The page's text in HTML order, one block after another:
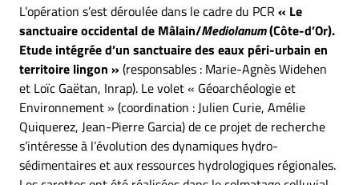
L’opération s’est déroulée dans le cadre du PCR « Le
sanctuaire occidental de Mâlain/Mediolanum(Côte-d’Or).
Etude intégrée d’un sanctuaire des eaux péri-urbain en
territoire lingon » (responsables : Marie-Agnès Widehen
et Loïc Gaëtan, Inrap). Le volet « Géoarchéologie et
Environnement » (coordination : Julien Curie, Amélie
Quiquerez, Jean-Pierre Garcia) de ce projet de recherche
s’intéresse à l’évolution des dynamiques hydro-
sédimentaires et aux ressources hydrologiques régionales.